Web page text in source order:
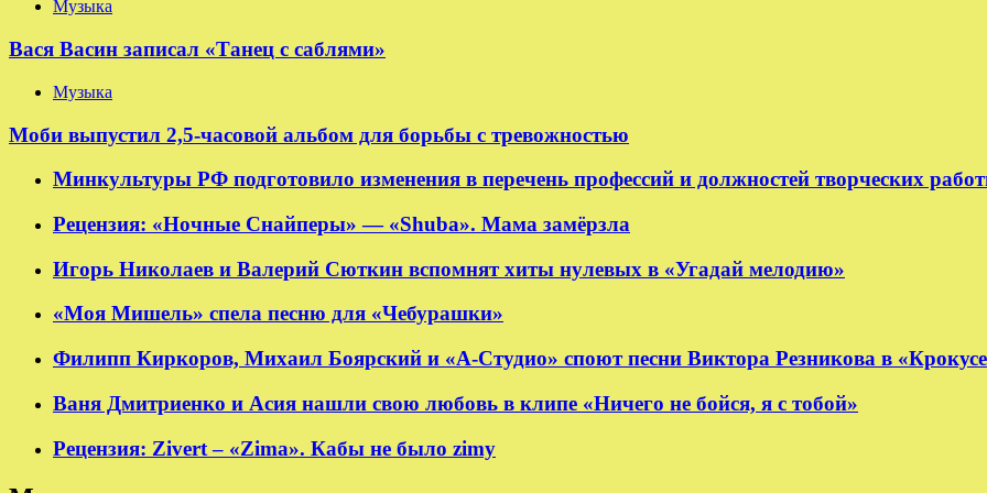
Музыка
Вася Васин записал «Танец с саблями»
Музыка
Моби выпустил 2,5-часовой альбом для борьбы с тревожностью
Минкультуры РФ подготовило изменения в перечень профессий и должностей творческих
Рецензия: «Ночные Снайперы» — «Shuba». Мама замёрзла
Игорь Николаев и Валерий Сюткин вспомнят хиты нулевых в «Угадай мелодию»
«Моя Мишель» спела песню для «Чебурашки»
Филипп Киркоров, Михаил Боярский и «А-Студио» споют песни Виктора Резникова в
Ваня Дмитриенко и Асия нашли свою любовь в клипе «Ничего не бойся, я с тобой»
Рецензия: Zivert – «Zima». Кабы не было zimy